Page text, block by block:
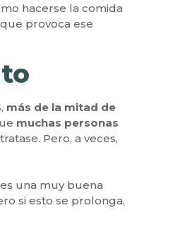
hacerse la comida
provoca ese
más de la mitad de
muchas personas
Pero, a veces,
es una muy buena
si esto se prolonga,